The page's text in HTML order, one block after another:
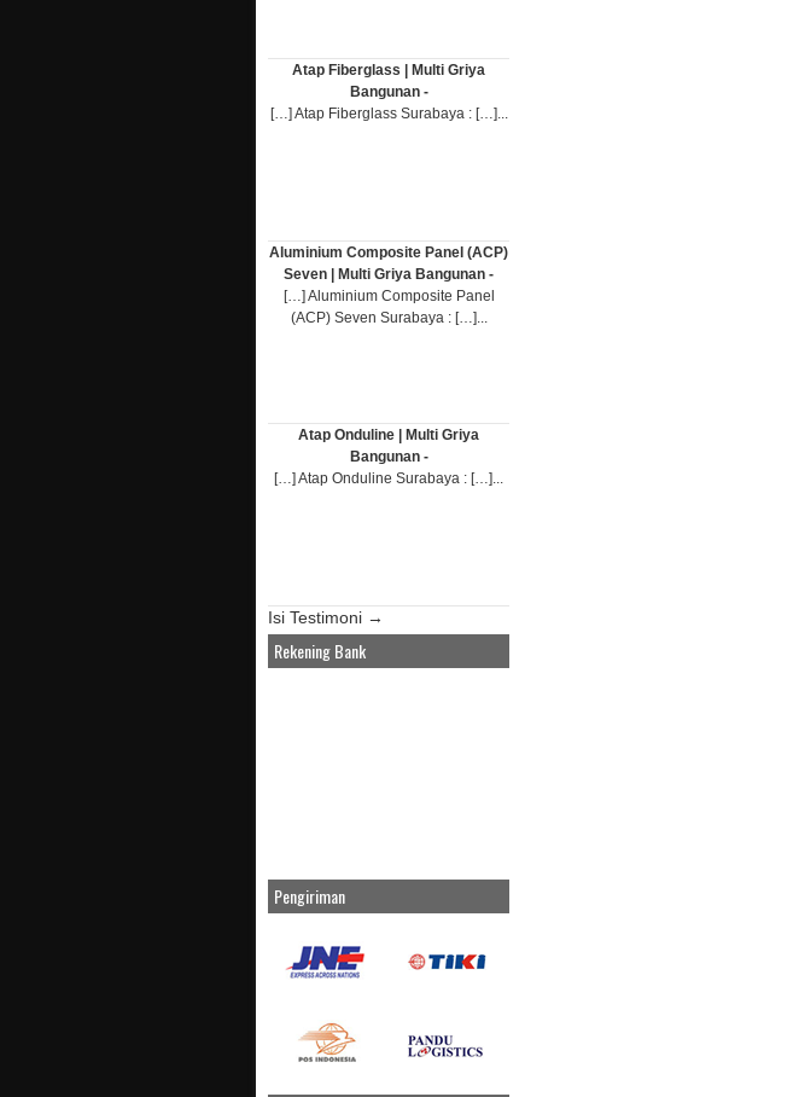
Atap Fiberglass | Multi Griya
Bangunan -
[…] Atap Fiberglass Surabaya : […]...
Aluminium Composite Panel (ACP)
Seven | Multi Griya Bangunan -
[…] Aluminium Composite Panel
(ACP) Seven Surabaya : […]...
Atap Onduline | Multi Griya
Bangunan -
[…] Atap Onduline Surabaya : […]...
Isi Testimoni →
Rekening Bank
Pengiriman